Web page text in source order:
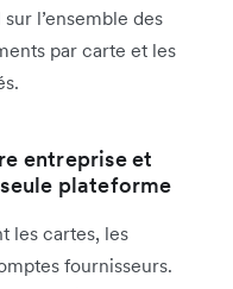
l’ensemble des
par carte et les
entreprise et
plateforme
les cartes, les
fournisseurs.